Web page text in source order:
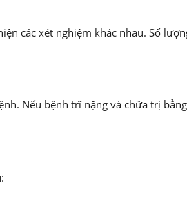
các xét nghiệm khác nhau. Số
Nếu bệnh trĩ nặng và chữa trị